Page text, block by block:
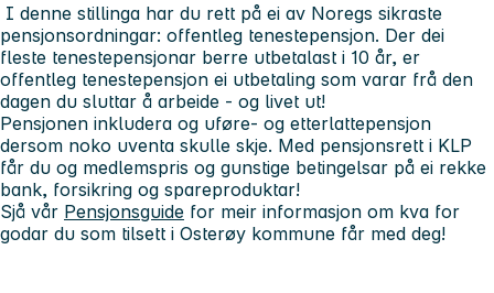
I denne stillinga har du rett på ei av Noregs sikraste
pensjonsordningar: offentleg tenestepensjon. Der dei
fleste tenestepensjonar berre utbetalast i 10 år, er
offentleg tenestepensjon ei utbetaling som varar frå den
dagen du sluttar å arbeide - og livet ut!
Pensjonen inkludera og uføre- og etterlattepensjon
dersom noko uventa skulle skje. Med pensjonsrett i KLP
får du og medlemspris og gunstige betingelsar på ei rekke
bank, forsikring og spareproduktar!
Sjå vår Pensjonsguide for meir informasjon om kva for
godar du som tilsett i Osterøy kommune får med deg!